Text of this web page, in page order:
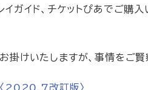
イガイド、チケットぴあでご購
掛けいたしますが、事情をご
2020.7改訂版〉